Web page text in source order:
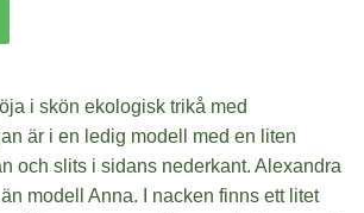
i skön ekologisk trikå med
är i en ledig modell med en liten
och slits i sidans nederkant. Alexandra
modell Anna. I nacken finns ett litet